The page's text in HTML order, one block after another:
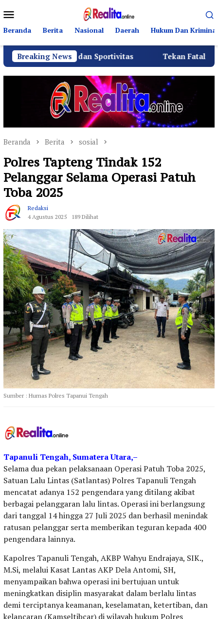
ke
kontenMobile
Beranda Berita Nasional Daerah Hukum Dan Kriminal
Breaking News
dan Sportivitas Tekan Fatalitas Kecelakaan,
Beranda Berita sosial
Polres Tapteng Tindak 152
Pelanggar Selama Operasi Patuh
Toba 2025
Redaksi
4 Agustus 2025
189 Dilihat
Sumber : Humas Polres Tapanui Tengah
Tapanuli Tengah, Sumatera Utara,–
Selama dua pekan pelaksanaan Operasi Patuh Toba 2025,
Satuan Lalu Lintas (Satlantas) Polres Tapanuli Tengah
mencatat adanya 152 pengendara yang ditilang akibat
berbagai pelanggaran lalu lintas. Operasi ini berlangsung
dari tanggal 14 hingga 27 Juli 2025 dan berhasil menindak
ratusan pelanggar serta memberikan teguran kepada 400
pengendara lainnya.
Kapolres Tapanuli Tengah, AKBP Wahyu Endrajaya, SIK.,
M.Si, melalui Kasat Lantas AKP Dela Antomi, SH,
menyampaikan bahwa operasi ini bertujuan untuk
meningkatkan disiplin masyarakat dalam berlalu lintas
demi terciptanya keamanan, keselamatan, ketertiban, dan
kelancaran (Kamseltibcar) di wilayah hukum Polres